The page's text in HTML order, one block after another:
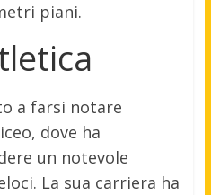
piani.
a farsi notare
dove ha
un notevole
La sua carriera ha